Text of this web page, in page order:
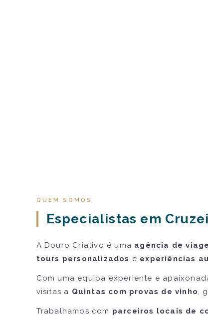
QUEM SOMOS
Especialistas em
A Douro Criativo é uma agência de
tours personalizados e experiências
Com uma equipa experiente e
visitas a Quintas com provas de vinho,
Trabalhamos com parceiros locais de